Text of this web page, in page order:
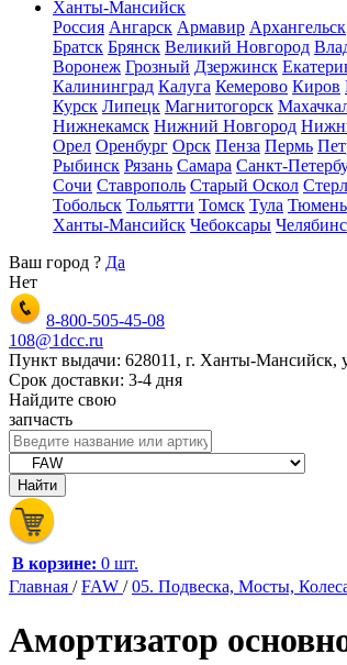
Ханты-Мансийск
Россия Ангарск Армавир Архангельск
Братск Брянск Великий Новгород
Воронеж Грозный Дзержинск
Калининград Калуга Кемерово Киров
Курск Липецк Магнитогорск
Нижнекамск Нижний Новгород
Орел Оренбург Орск Пенза Пермь
Рыбинск Рязань Самара Санкт-
Сочи Ставрополь Старый Оскол
Тобольск Тольятти Томск Тула Тюмень
Ханты-Мансийск Чебоксары
Ваш город ? Да
Нет
8-800-505-45-08
108@1dcc.ru
Пункт выдачи: 628011, г. Ханты-Мансийск,
Срок доставки: 3-4 дня
Найдите свою
запчасть
В корзине: 0 шт.
Главная /FAW /05. Подвеска, Мосты,
Амортизатор